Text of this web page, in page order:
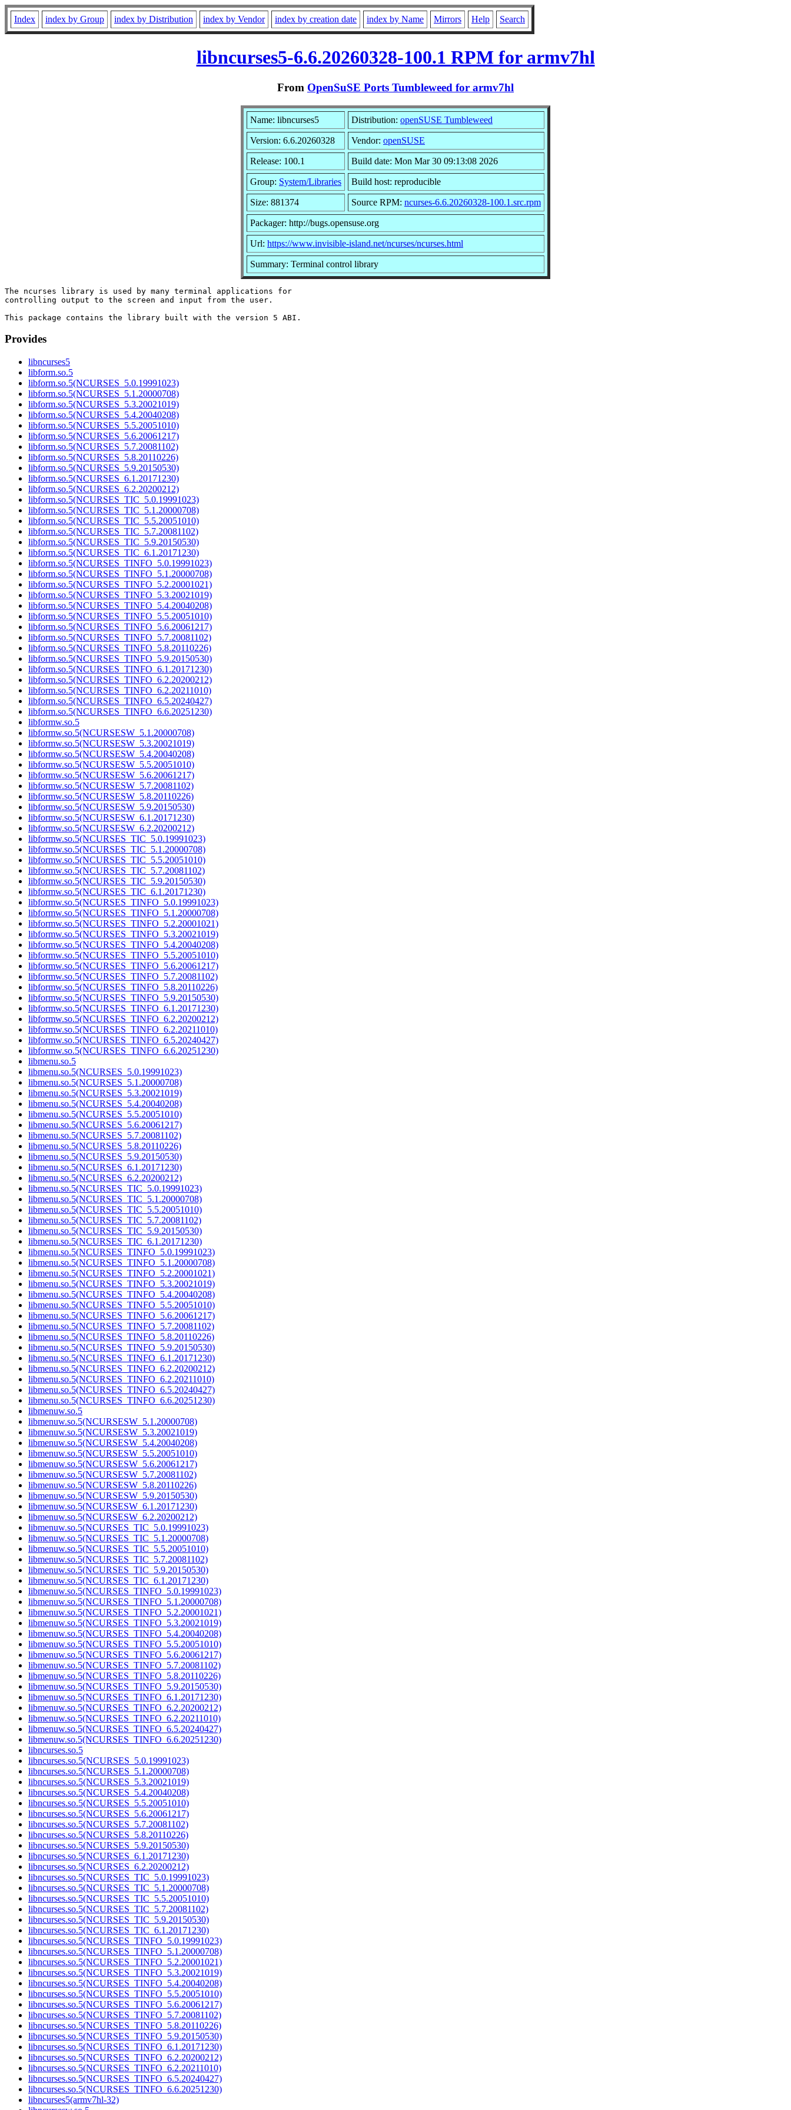
Index index by Group index by Distribution index by Vendor index by creation date index by Name Mirrors Help Search
libncurses5-6.6.20260328-100.1 RPM for armv7hl
From OpenSuSE Ports Tumbleweed for armv7hl
Name: libncurses5 Distribution: openSUSE Tumbleweed
Version: 6.6.20260328 Vendor: openSUSE
Release: 100.1 Build date: Mon Mar 30 09:13:08 2026
Group: System/Libraries Build host: reproducible
Size: 881374 Source RPM: ncurses-6.6.20260328-100.1.src.rpm
Packager: http://bugs.opensuse.org
Url: https://www.invisible-island.net/ncurses/ncurses.html
Summary: Terminal control library
The ncurses library is used by many terminal applications for
controlling output to the screen and input from the user.
Provides
libncurses5
libform.so.5
libform.so.5(NCURSES_5.0.19991023)
libform.so.5(NCURSES_5.1.20000708)
libform.so.5(NCURSES_5.3.20021019)
libform.so.5(NCURSES_5.4.20040208)
libform.so.5(NCURSES_5.5.20051010)
libform.so.5(NCURSES_5.6.20061217)
libform.so.5(NCURSES_5.7.20081102)
libform.so.5(NCURSES_5.8.20110226)
libform.so.5(NCURSES_5.9.20150530)
libform.so.5(NCURSES_6.1.20171230)
libform.so.5(NCURSES_6.2.20200212)
libform.so.5(NCURSES_TIC_5.0.19991023)
libform.so.5(NCURSES_TIC_5.1.20000708)
libform.so.5(NCURSES_TIC_5.5.20051010)
libform.so.5(NCURSES_TIC_5.7.20081102)
libform.so.5(NCURSES_TIC_5.9.20150530)
libform.so.5(NCURSES_TIC_6.1.20171230)
libform.so.5(NCURSES_TINFO_5.0.19991023)
libform.so.5(NCURSES_TINFO_5.1.20000708)
libform.so.5(NCURSES_TINFO_5.2.20001021)
libform.so.5(NCURSES_TINFO_5.3.20021019)
libform.so.5(NCURSES_TINFO_5.4.20040208)
libform.so.5(NCURSES_TINFO_5.5.20051010)
libform.so.5(NCURSES_TINFO_5.6.20061217)
libform.so.5(NCURSES_TINFO_5.7.20081102)
libform.so.5(NCURSES_TINFO_5.8.20110226)
libform.so.5(NCURSES_TINFO_5.9.20150530)
libform.so.5(NCURSES_TINFO_6.1.20171230)
libform.so.5(NCURSES_TINFO_6.2.20200212)
libform.so.5(NCURSES_TINFO_6.2.20211010)
libform.so.5(NCURSES_TINFO_6.5.20240427)
libform.so.5(NCURSES_TINFO_6.6.20251230)
libformw.so.5
libformw.so.5(NCURSESW_5.1.20000708)
libformw.so.5(NCURSESW_5.3.20021019)
libformw.so.5(NCURSESW_5.4.20040208)
libformw.so.5(NCURSESW_5.5.20051010)
libformw.so.5(NCURSESW_5.6.20061217)
libformw.so.5(NCURSESW_5.7.20081102)
libformw.so.5(NCURSESW_5.8.20110226)
libformw.so.5(NCURSESW_5.9.20150530)
libformw.so.5(NCURSESW_6.1.20171230)
libformw.so.5(NCURSESW_6.2.20200212)
libformw.so.5(NCURSES_TIC_5.0.19991023)
libformw.so.5(NCURSES_TIC_5.1.20000708)
libformw.so.5(NCURSES_TIC_5.5.20051010)
libformw.so.5(NCURSES_TIC_5.7.20081102)
libformw.so.5(NCURSES_TIC_5.9.20150530)
libformw.so.5(NCURSES_TIC_6.1.20171230)
libformw.so.5(NCURSES_TINFO_5.0.19991023)
libformw.so.5(NCURSES_TINFO_5.1.20000708)
libformw.so.5(NCURSES_TINFO_5.2.20001021)
libformw.so.5(NCURSES_TINFO_5.3.20021019)
libformw.so.5(NCURSES_TINFO_5.4.20040208)
libformw.so.5(NCURSES_TINFO_5.5.20051010)
libformw.so.5(NCURSES_TINFO_5.6.20061217)
libformw.so.5(NCURSES_TINFO_5.7.20081102)
libformw.so.5(NCURSES_TINFO_5.8.20110226)
libformw.so.5(NCURSES_TINFO_5.9.20150530)
libformw.so.5(NCURSES_TINFO_6.1.20171230)
libformw.so.5(NCURSES_TINFO_6.2.20200212)
libformw.so.5(NCURSES_TINFO_6.2.20211010)
libformw.so.5(NCURSES_TINFO_6.5.20240427)
libformw.so.5(NCURSES_TINFO_6.6.20251230)
libmenu.so.5
libmenu.so.5(NCURSES_5.0.19991023)
libmenu.so.5(NCURSES_5.1.20000708)
libmenu.so.5(NCURSES_5.3.20021019)
libmenu.so.5(NCURSES_5.4.20040208)
libmenu.so.5(NCURSES_5.5.20051010)
libmenu.so.5(NCURSES_5.6.20061217)
libmenu.so.5(NCURSES_5.7.20081102)
libmenu.so.5(NCURSES_5.8.20110226)
libmenu.so.5(NCURSES_5.9.20150530)
libmenu.so.5(NCURSES_6.1.20171230)
libmenu.so.5(NCURSES_6.2.20200212)
libmenu.so.5(NCURSES_TIC_5.0.19991023)
libmenu.so.5(NCURSES_TIC_5.1.20000708)
libmenu.so.5(NCURSES_TIC_5.5.20051010)
libmenu.so.5(NCURSES_TIC_5.7.20081102)
libmenu.so.5(NCURSES_TIC_5.9.20150530)
libmenu.so.5(NCURSES_TIC_6.1.20171230)
libmenu.so.5(NCURSES_TINFO_5.0.19991023)
libmenu.so.5(NCURSES_TINFO_5.1.20000708)
libmenu.so.5(NCURSES_TINFO_5.2.20001021)
libmenu.so.5(NCURSES_TINFO_5.3.20021019)
libmenu.so.5(NCURSES_TINFO_5.4.20040208)
libmenu.so.5(NCURSES_TINFO_5.5.20051010)
libmenu.so.5(NCURSES_TINFO_5.6.20061217)
libmenu.so.5(NCURSES_TINFO_5.7.20081102)
libmenu.so.5(NCURSES_TINFO_5.8.20110226)
libmenu.so.5(NCURSES_TINFO_5.9.20150530)
libmenu.so.5(NCURSES_TINFO_6.1.20171230)
libmenu.so.5(NCURSES_TINFO_6.2.20200212)
libmenu.so.5(NCURSES_TINFO_6.2.20211010)
libmenu.so.5(NCURSES_TINFO_6.5.20240427)
libmenu.so.5(NCURSES_TINFO_6.6.20251230)
libmenuw.so.5
libmenuw.so.5(NCURSESW_5.1.20000708)
libmenuw.so.5(NCURSESW_5.3.20021019)
libmenuw.so.5(NCURSESW_5.4.20040208)
libmenuw.so.5(NCURSESW_5.5.20051010)
libmenuw.so.5(NCURSESW_5.6.20061217)
libmenuw.so.5(NCURSESW_5.7.20081102)
libmenuw.so.5(NCURSESW_5.8.20110226)
libmenuw.so.5(NCURSESW_5.9.20150530)
libmenuw.so.5(NCURSESW_6.1.20171230)
libmenuw.so.5(NCURSESW_6.2.20200212)
libmenuw.so.5(NCURSES_TIC_5.0.19991023)
libmenuw.so.5(NCURSES_TIC_5.1.20000708)
libmenuw.so.5(NCURSES_TIC_5.5.20051010)
libmenuw.so.5(NCURSES_TIC_5.7.20081102)
libmenuw.so.5(NCURSES_TIC_5.9.20150530)
libmenuw.so.5(NCURSES_TIC_6.1.20171230)
libmenuw.so.5(NCURSES_TINFO_5.0.19991023)
libmenuw.so.5(NCURSES_TINFO_5.1.20000708)
libmenuw.so.5(NCURSES_TINFO_5.2.20001021)
libmenuw.so.5(NCURSES_TINFO_5.3.20021019)
libmenuw.so.5(NCURSES_TINFO_5.4.20040208)
libmenuw.so.5(NCURSES_TINFO_5.5.20051010)
libmenuw.so.5(NCURSES_TINFO_5.6.20061217)
libmenuw.so.5(NCURSES_TINFO_5.7.20081102)
libmenuw.so.5(NCURSES_TINFO_5.8.20110226)
libmenuw.so.5(NCURSES_TINFO_5.9.20150530)
libmenuw.so.5(NCURSES_TINFO_6.1.20171230)
libmenuw.so.5(NCURSES_TINFO_6.2.20200212)
libmenuw.so.5(NCURSES_TINFO_6.2.20211010)
libmenuw.so.5(NCURSES_TINFO_6.5.20240427)
libmenuw.so.5(NCURSES_TINFO_6.6.20251230)
libncurses.so.5
libncurses.so.5(NCURSES_5.0.19991023)
libncurses.so.5(NCURSES_5.1.20000708)
libncurses.so.5(NCURSES_5.3.20021019)
libncurses.so.5(NCURSES_5.4.20040208)
libncurses.so.5(NCURSES_5.5.20051010)
libncurses.so.5(NCURSES_5.6.20061217)
libncurses.so.5(NCURSES_5.7.20081102)
libncurses.so.5(NCURSES_5.8.20110226)
libncurses.so.5(NCURSES_5.9.20150530)
libncurses.so.5(NCURSES_6.1.20171230)
libncurses.so.5(NCURSES_6.2.20200212)
libncurses.so.5(NCURSES_TIC_5.0.19991023)
libncurses.so.5(NCURSES_TIC_5.1.20000708)
libncurses.so.5(NCURSES_TIC_5.5.20051010)
libncurses.so.5(NCURSES_TIC_5.7.20081102)
libncurses.so.5(NCURSES_TIC_5.9.20150530)
libncurses.so.5(NCURSES_TIC_6.1.20171230)
libncurses.so.5(NCURSES_TINFO_5.0.19991023)
libncurses.so.5(NCURSES_TINFO_5.1.20000708)
libncurses.so.5(NCURSES_TINFO_5.2.20001021)
libncurses.so.5(NCURSES_TINFO_5.3.20021019)
libncurses.so.5(NCURSES_TINFO_5.4.20040208)
libncurses.so.5(NCURSES_TINFO_5.5.20051010)
libncurses.so.5(NCURSES_TINFO_5.6.20061217)
libncurses.so.5(NCURSES_TINFO_5.7.20081102)
libncurses.so.5(NCURSES_TINFO_5.8.20110226)
libncurses.so.5(NCURSES_TINFO_5.9.20150530)
libncurses.so.5(NCURSES_TINFO_6.1.20171230)
libncurses.so.5(NCURSES_TINFO_6.2.20200212)
libncurses.so.5(NCURSES_TINFO_6.2.20211010)
libncurses.so.5(NCURSES_TINFO_6.5.20240427)
libncurses.so.5(NCURSES_TINFO_6.6.20251230)
libncurses5(armv7hl-32)